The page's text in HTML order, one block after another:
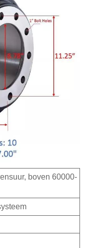
boven 60000-